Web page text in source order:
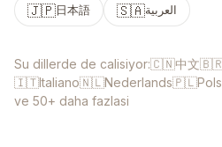
🇯🇵日本語 🇸🇦العربية
Su dillerde de calisiyor:🇨🇳中文
🇮🇹Italiano🇳🇱Nederlands🇵🇱
ve 50+ daha fazlasi